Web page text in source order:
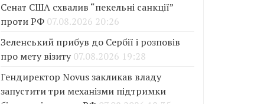
Сенат США схвалив “пекельні санкції”
проти РФ 07.08.2026 20:26
Зеленський прибув до Сербії і розповів
про мету візиту 07.08.2026 19:28
Гендиректор Novus закликав владу
запустити три механізми підтримки